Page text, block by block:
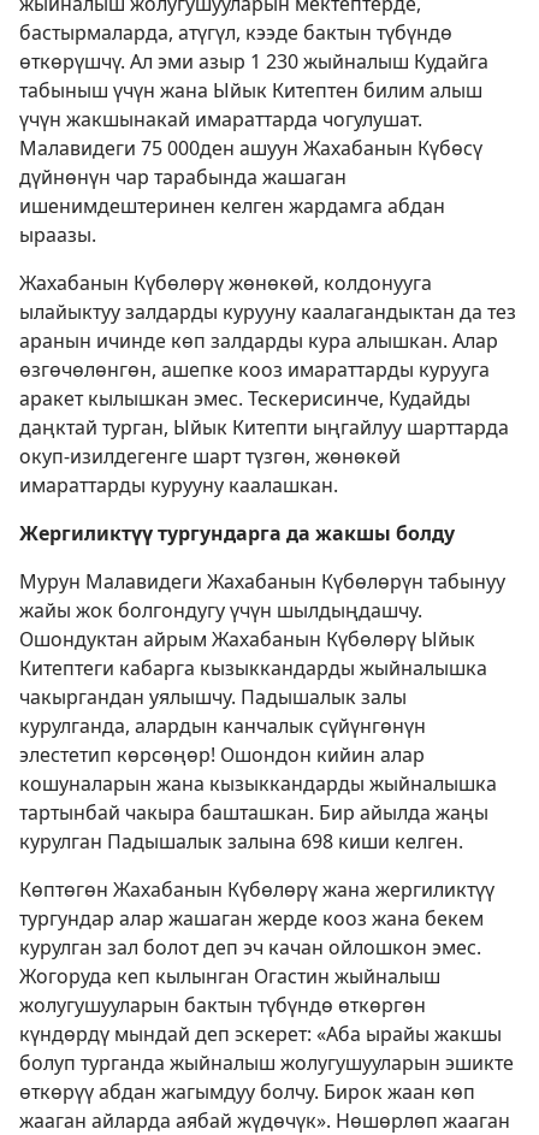
бастырмаларда, атүгүл, кээде бактын түбүндө
өткөрүшчү. Ал эми азыр 1 230 жыйналыш Кудайга
табыныш үчүн жана Ыйык Китептен билим алыш
үчүн жакшынакай имараттарда чогулушат.
Малавидеги 75 000ден ашуун Жахабанын Күбөсү
дүйнөнүн чар тарабында жашаган
ишенимдештеринен келген жардамга абдан
ыраазы.
Жахабанын Күбөлөрү жөнөкөй, колдонууга
ылайыктуу залдарды курууну каалагандыктан да тез
аранын ичинде көп залдарды кура алышкан. Алар
өзгөчөлөнгөн, ашепке кооз имараттарды курууга
аракет кылышкан эмес. Тескерисинче, Кудайды
даңктай турган, Ыйык Китепти ыңгайлуу шарттарда
окуп-изилдегенге шарт түзгөн, жөнөкөй
имараттарды курууну каалашкан.
Жергиликтүү тургундарга да жакшы болду
Мурун Малавидеги Жахабанын Күбөлөрүн табынуу
жайы жок болгондугу үчүн шылдыңдашчу.
Ошондуктан айрым Жахабанын Күбөлөрү Ыйык
Китептеги кабарга кызыккандарды жыйналышка
чакыргандан уялышчу. Падышалык залы
курулганда, алардын канчалык сүйүнгөнүн
элестетип көрсөңөр! Ошондон кийин алар
кошуналарын жана кызыккандарды жыйналышка
тартынбай чакыра башташкан. Бир айылда жаңы
курулган Падышалык залына 698 киши келген.
Көптөгөн Жахабанын Күбөлөрү жана жергиликтүү
тургундар алар жашаган жерде кооз жана бекем
курулган зал болот деп эч качан ойлошкон эмес.
Жогоруда кеп кылынган Огастин жыйналыш
жолугушууларын бактын түбүндө өткөргөн
күндөрдү мындай деп эскерет: «Аба ырайы жакшы
болуп турганда жыйналыш жолугушууларын эшикте
өткөрүү абдан жагымдуу болчу. Бирок жаан көп
жааган айларда аябай жүдөчүк». Нөшөрлөп жааган